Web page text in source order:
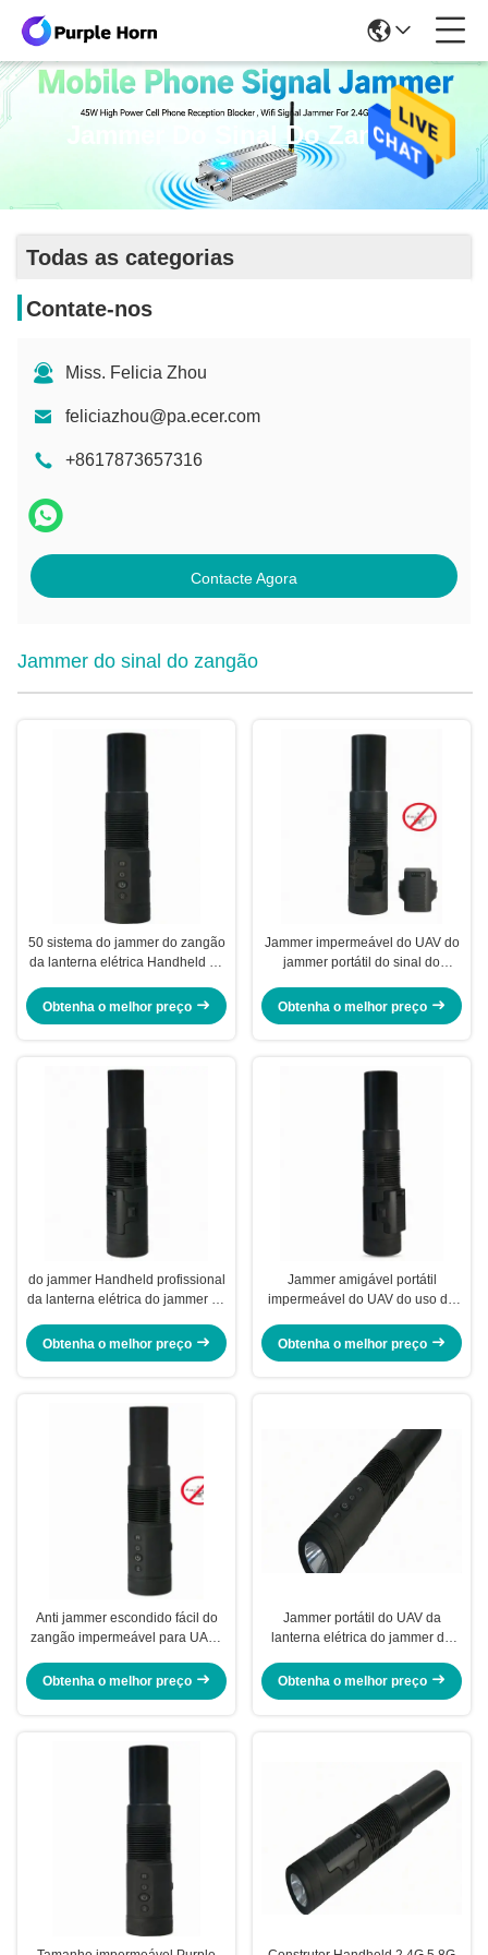
Jammer Do Sinal Do Zangão
Todas as categorias
Contate-nos
Miss. Felicia Zhou
feliciazhou@pa.ecer.com
+8617873657316
Contacte Agora
Jammer do sinal do zangão
50 sistema do jammer do zangão
da lanterna elétrica Handheld do
zangão do watt anti
Obtenha o melhor preço
Jammer impermeável do UAV do
jammer portátil do sinal do
Obtenha o melhor preço
do jammer Handheld profissional
da lanterna elétrica do jammer do
anti zangões
Obtenha o melhor preço
Jammer amigável portátil
impermeável do UAV do uso de
Obtenha o melhor preço
Anti jammer escondido fácil do
zangão impermeável para UAVs
Obtenha o melhor preço
Jammer portátil do UAV da
lanterna elétrica do jammer do
Purple Horn
Obtenha o melhor preço